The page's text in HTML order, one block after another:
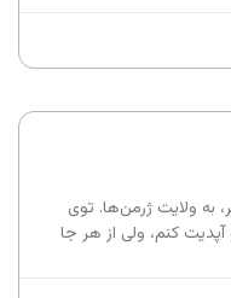
به ولایت ژرمن‌ها. توی
کنم، ولی از هر جا